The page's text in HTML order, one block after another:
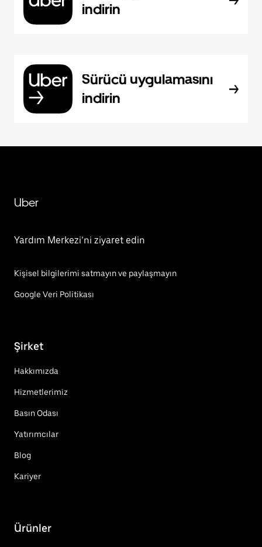
indirin
Sürücü uygulamasını
indirin
Uber
Yardım Merkezi’ni ziyaret edin
Kişisel bilgilerimi satmayın ve paylaşmayın
Google Veri Politikası
Şirket
Hakkımızda
Hizmetlerimiz
Basın Odası
Yatırımcılar
Blog
Kariyer
Ürünler